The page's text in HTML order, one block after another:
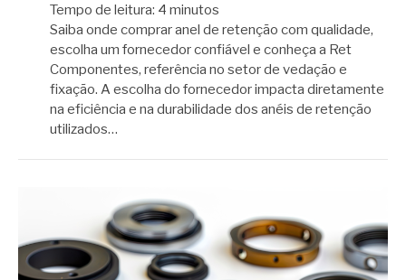
Tempo de leitura: 4 minutos
Saiba onde comprar anel de retenção com qualidade,
escolha um fornecedor confiável e conheça a Ret
Componentes, referência no setor de vedação e
fixação. A escolha do fornecedor impacta diretamente
na eficiência e na durabilidade dos anéis de retenção
utilizados…